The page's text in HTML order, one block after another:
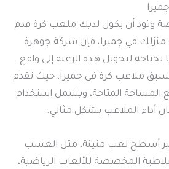
وتود أن يكون لديك ملعب كرة قدم
منزلك في جميرا، فإن شركة جوهرة
تحتاجه لتحويل هذه الرغبة إلى واقع.
ملاعب كرة في جميرا، حيث نقدم
المتاحة، ويشمل استخدام
أداء الملاعب بشكل مثالي.
أسطح لعب متينة، مثل العشب
المخصصة للألعاب الرياضية،